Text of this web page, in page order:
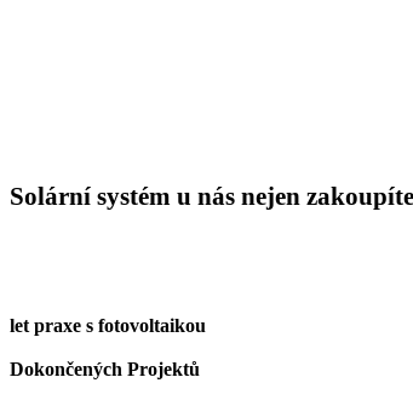
Solární systém u nás nejen
let praxe s fotovoltaikou
Dokončených Projektů